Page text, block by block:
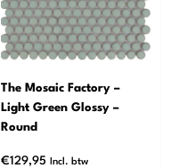
The Mosaic Factory –
Light Green Glossy –
Round
€129,95 Incl. btw